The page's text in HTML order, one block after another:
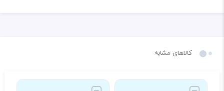
کالاهای مشابه